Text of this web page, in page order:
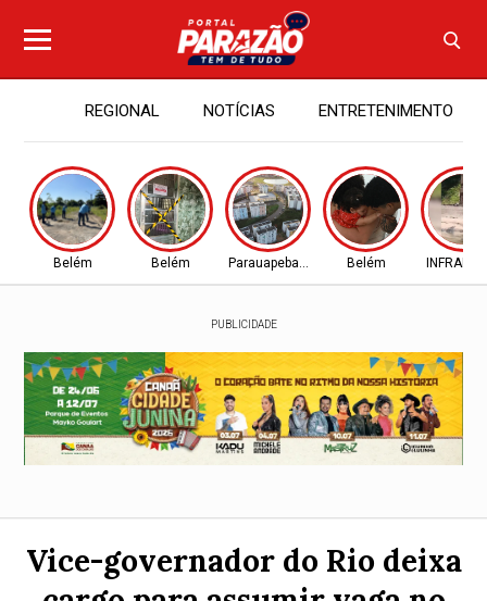
REGIONAL NOTÍCIAS ENTRETENIMENTO
Belém Belém Parauapebas - PA Belém
PUBLICIDADE
Vice-governador do Rio deixa